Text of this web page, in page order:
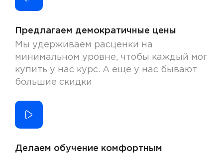
Предлагаем демократичные цены
Мы удерживаем расценки на
минимальном уровне, чтобы каждый мог
купить у нас курс. А еще у нас бывают
большие скидки
Делаем обучение комфортным